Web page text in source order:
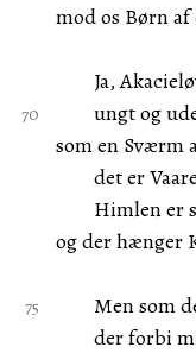
mod os Børn
Ja,
ungt og
som en Sværm
det er
Himlen er
og der hænger
Men som
der forbi